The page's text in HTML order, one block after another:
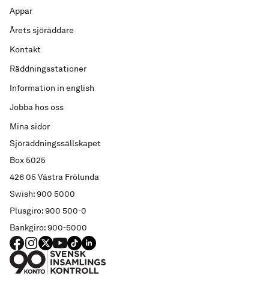
Sjöräddningssällskapet
Box 5025
426 05 Västra Frölunda
Swish: 900 5000
Plusgiro: 900 500-0
Bankgiro: 900-5000
Appar
Årets sjöräddare
Kontakt
Räddningsstationer
Information in english
Jobba hos oss
Mina sidor
FACEBOOK
Instagram
X YouTube
TIKTOKLINKED IN